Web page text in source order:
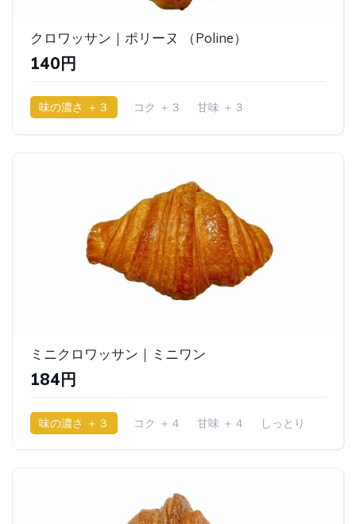
クロワッサン｜ポリーヌ （Poline）
140円
味の濃さ ＋３ コク ＋３
甘味 ＋３
ミニクロワッサン｜ミニワン
184円
味の濃さ ＋３ コク ＋４ 甘味 ＋４ しっとり